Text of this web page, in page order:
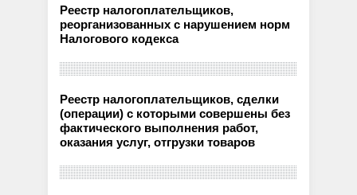
Реестр налогоплательщиков,
реорганизованных с нарушением норм
Налогового кодекса
Реестр налогоплательщиков, сделки
(операции) с которыми совершены без
фактического выполнения работ,
оказания услуг, отгрузки товаров